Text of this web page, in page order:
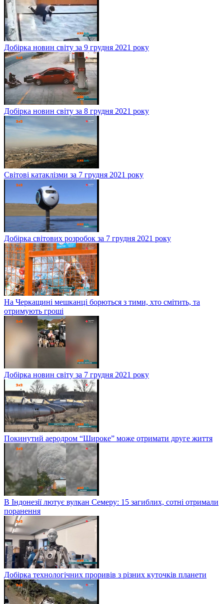
Добірка новин світу за 9 грудня 2021 року
Добірка новин світу за 8 грудня 2021 року
Світові катаклізми за 7 грудня 2021 року
Добірка світових розробок за 7 грудня 2021 року
На Черкащині мешканці борються з тими, хто смітить, та
отримують гроші
Добірка новин світу за 7 грудня 2021 року
Покинутий аеродром “Широке” може отримати друге життя
В Індонезії лютує вулкан Семеру: 15 загиблих, сотні отримали
поранення
Добірка технологічних проривів з різних куточків планети